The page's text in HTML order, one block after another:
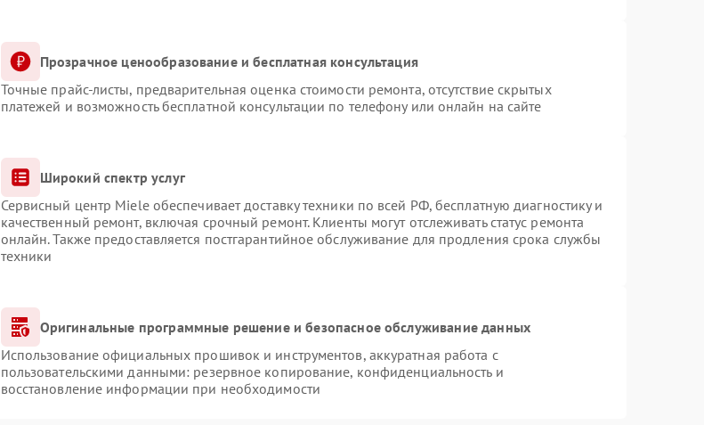
Прозрачное ценообразование и бесплатная консультация
Точные прайс-листы, предварительная оценка стоимости ремонта, отсутствие скрытых
платежей и возможность бесплатной консультации по телефону или онлайн на сайте
Широкий спектр услуг
Сервисный центр Miele обеспечивает доставку техники по всей РФ, бесплатную диагностику и
качественный ремонт, включая срочный ремонт. Клиенты могут отслеживать статус ремонта
онлайн. Также предоставляется постгарантийное обслуживание для продления срока службы
техники
Оригинальные программные решение и безопасное обслуживание данных
Использование официальных прошивок и инструментов, аккуратная работа с
пользовательскими данными: резервное копирование, конфиденциальность и
восстановление информации при необходимости